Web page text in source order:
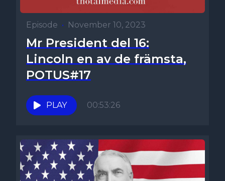
Episode • November 10, 2023
Mr President del 16:
Lincoln en av de främsta,
POTUS#17
PLAY 00:53:26